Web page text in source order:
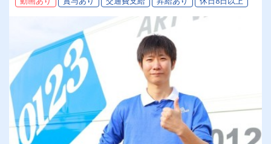
度あり！】